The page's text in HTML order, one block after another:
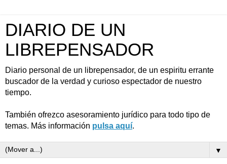
DIARIO DE UN
LIBREPENSADOR
Diario personal de un librepensador, de un espiritu errante
buscador de la verdad y curioso espectador de nuestro
tiempo.
También ofrezco asesoramiento jurídico para todo tipo de
temas. Más información pulsa aquí.
▼